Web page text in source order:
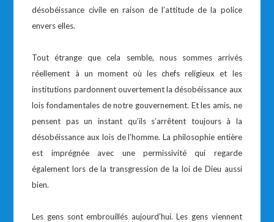
désobéissance civile en raison de l’attitude de la police
envers elles.
Tout étrange que cela semble, nous sommes arrivés
réellement à un moment où les chefs religieux et les
institutions pardonnent ouvertement la désobéissance aux
lois fondamentales de notre gouvernement. Et les amis, ne
pensent pas un instant qu’ils s’arrêtent toujours à la
désobéissance aux lois de l’homme. La philosophie entière
est imprégnée avec une permissivité qui regarde
également lors de la transgression de la loi de Dieu aussi
bien.
Les gens sont embrouillés aujourd’hui. Les gens viennent